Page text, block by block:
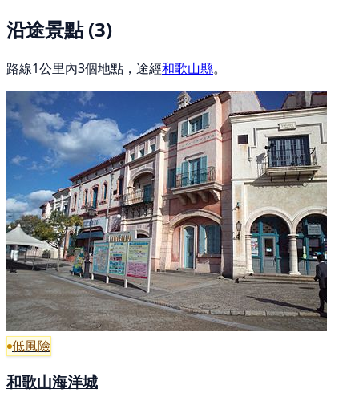
沿途景點(3)
路線1公里內3個地點，途經和歌山縣。
低風險
和歌山海洋城